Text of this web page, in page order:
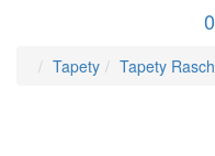
0
Tapety Tapety Rasch